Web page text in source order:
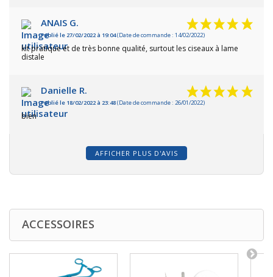
ANAIS G.
Publié le 27/02/2022 à 19:04(Date de commande : 14/02/2022)
kit pratique et de très bonne qualité, surtout les ciseaux à lame
distale
Danielle R.
Publié le 18/02/2022 à 23:48(Date de commande : 26/01/2022)
bien
AFFICHER PLUS D'AVIS
ACCESSOIRES